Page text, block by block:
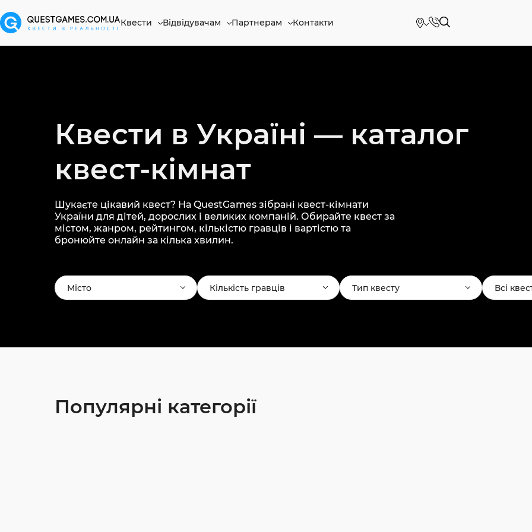
Квести Відвідувачам Партнерам Контакти
Квести в Україні — каталог
квест-кімнат
Шукаєте цікавий квест? На QuestGames зібрані квест-кімнати
України для дітей, дорослих і великих компаній. Обирайте квест за
містом, жанром, рейтингом, кількістю гравців і вартістю та
бронюйте онлайн за кілька хвилин.
Місто Кількість гравців Тип квесту Всі
Популярні категорії